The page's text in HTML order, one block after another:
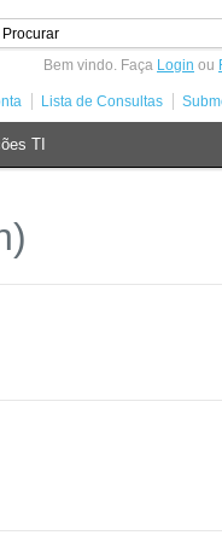
Bem vindo. Faça Login ou
Lista de Consultas
TI